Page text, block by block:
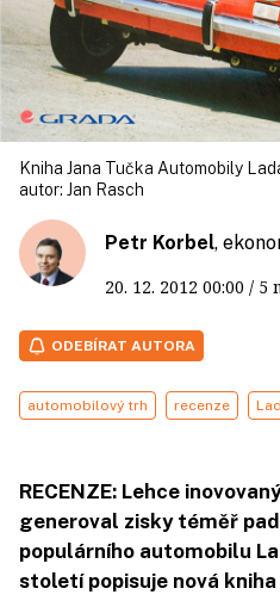
Kniha Jana Tučka Automobily
autor: Jan Rasch
Petr Korbel,
20. 12. 2012 00:00 / 5
ODEBÍRAT AUTORA
automobilový trh recenze
RECENZE: Lehce
generoval zisky téměř
populárního automobilu
století popisuje nová kniha